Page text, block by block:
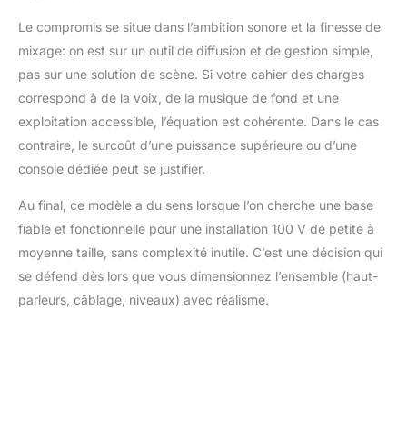
Le compromis se situe dans l’ambition sonore et la finesse de
mixage: on est sur un outil de diffusion et de gestion simple,
pas sur une solution de scène. Si votre cahier des charges
correspond à de la voix, de la musique de fond et une
exploitation accessible, l’équation est cohérente. Dans le cas
contraire, le surcoût d’une puissance supérieure ou d’une
console dédiée peut se justifier.
Au final, ce modèle a du sens lorsque l’on cherche une base
fiable et fonctionnelle pour une installation 100 V de petite à
moyenne taille, sans complexité inutile. C’est une décision qui
se défend dès lors que vous dimensionnez l’ensemble (haut-
parleurs, câblage, niveaux) avec réalisme.